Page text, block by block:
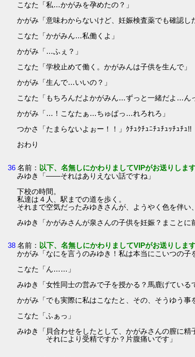
こなた「私…かがみを孕めたの？」
かがみ「意味わからないけど、妊娠検査薬でも確認し
こなた「かがみん…私働くよ」
かがみ「…ふぇ？」
こなた「学校止めて働く。かがみんは子供を生んで」
かがみ「生んで…いいの？」
こなた「もちろんだよかがみん…ずっと一緒だよ…ん
かがみ「…！こなたぁ…ちゅぱっ…れろれろ」
つかさ「たまらないよぉー！！」ｸﾁｭｸﾁｭﾆﾁｭﾁｭｯﾁｭﾁｭ!!
おわり
36 名前： 以下、名無しにかわりましてVIPがお送りしま
みゆき「――それはありえない話ですね」
下校の時間。
私達は４人、駅までの道を歩く。
それまで空気だったみゆきさんが、ようやく色を伴い
みゆき「かがみさんが泉さんの子供を妊娠？まことに
38 名前： 以下、名無しにかわりましてVIPがお送りしま
かがみ「なにを言うのみゆき！私は本当にこいつの子
こなた「ん……」
みゆき「女性同士の営みで子を授かる？馬鹿げている
かがみ「でも実際に私はこなたと、その、そうゆう事
こなた「ふぁっ」
みゆき「貝合わせをしたとして、かがみさんの膣に精
それにより受精ですか？片腹痛いです」